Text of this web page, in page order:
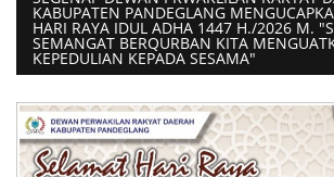
KABUPATEN PANDEGLANG
HARI RAYA IDUL ADHA 1447 H./2026 M.
SEMANGAT BERQURBAN KITA
KEPEDULIAN KEPADA SESAMA"